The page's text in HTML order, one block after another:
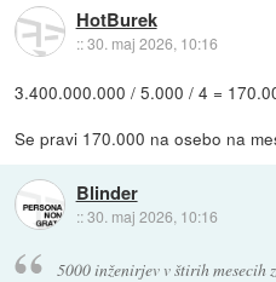
HotBurek
::30. maj 2026, 10:16
3.400.000.000 / 5.000 / 4 =
Se pravi 170.000 na osebo na
Blinder
::30. maj 2026, 10:16
5000 inženirjev v štirih mesecih